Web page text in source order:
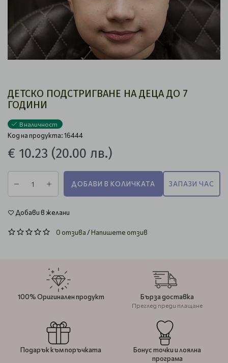
ДЕТСКО ПОДСТРИГВАНЕ НА ДЕЦА ДО 7
ГОДИНИ
В наличност
Код на продукта: 16444
€ 10.23 (20.00 лв.)
ДОБАВИ В КОЛИЧКАТА ЗАПАЗИ ЧАС
Добави в желани
0 отзива/Напишете отзив
100% Оригинален продукт Бърза доставка
Преглед преди плащане
Подарък към поръчката
Бонус точки и лоялна
програма